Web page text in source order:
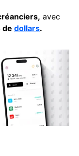
avec
de dollars.